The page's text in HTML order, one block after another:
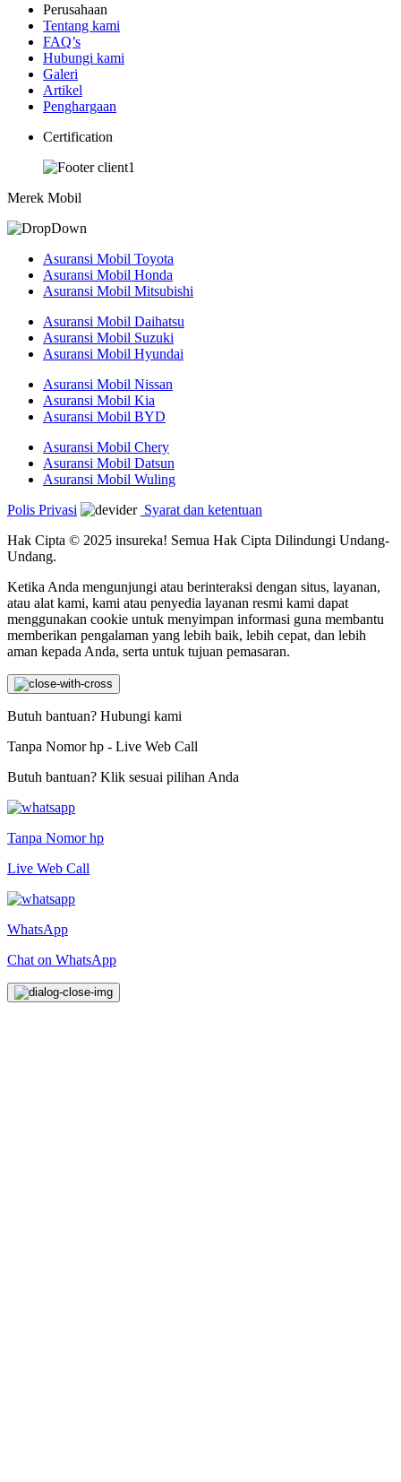
Perusahaan
Tentang kami
FAQ’s
Hubungi kami
Galeri
Artikel
Penghargaan
Certification
Merek Mobil
Asuransi Mobil Toyota
Asuransi Mobil Honda
Asuransi Mobil Mitsubishi
Asuransi Mobil Daihatsu
Asuransi Mobil Suzuki
Asuransi Mobil Hyundai
Asuransi Mobil Nissan
Asuransi Mobil Kia
Asuransi Mobil BYD
Asuransi Mobil Chery
Asuransi Mobil Datsun
Asuransi Mobil Wuling
Polis Privasi
Syarat dan ketentuan
Hak Cipta © 2025 insureka! Semua Hak Cipta Dilindungi Undang-
Undang.
Ketika Anda mengunjungi atau berinteraksi dengan situs, layanan,
atau alat kami, kami atau penyedia layanan resmi kami dapat
menggunakan cookie untuk menyimpan informasi guna membantu
memberikan pengalaman yang lebih baik, lebih cepat, dan lebih
aman kepada Anda, serta untuk tujuan pemasaran.
Butuh bantuan? Hubungi kami
Tanpa Nomor hp - Live Web Call
Butuh bantuan? Klik sesuai pilihan Anda
Tanpa Nomor hp
Live Web Call
WhatsApp
Chat on WhatsApp